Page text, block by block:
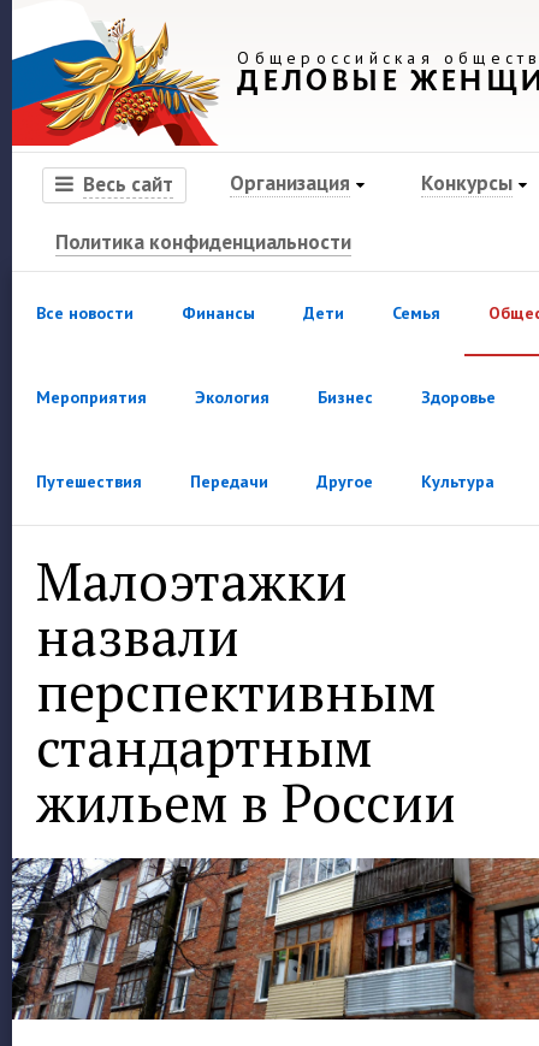
Общероссийская
ДЕЛОВЫЕ
Весь сайт Организация Конкурсы
Политика конфиденциальности
Все новости Финансы Дети Семья
Мероприятия Экология Бизнес Здоровье
Путешествия Передачи Другое Культура
Малоэтажки
назвали
перспективным
стандартным
жильем в России